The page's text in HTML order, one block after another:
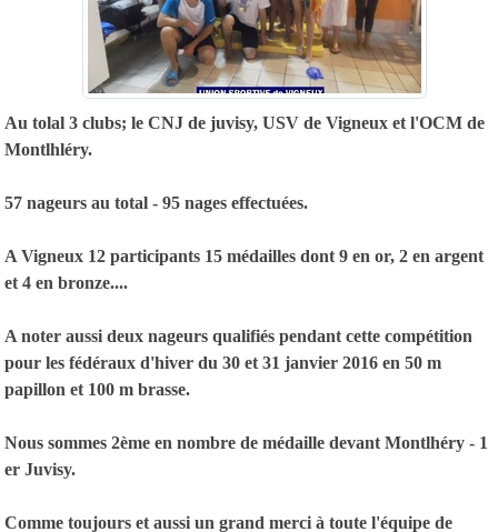
Au tolal 3 clubs; le CNJ de juvisy, USV de Vigneux et l'OCM de
Montlhléry.
57 nageurs au total - 95 nages effectuées.
A Vigneux 12 participants 15 médailles dont 9 en or, 2 en argent
et 4 en bronze....
A noter aussi deux nageurs qualifiés pendant cette compétition
pour les fédéraux d'hiver du 30 et 31 janvier 2016 en 50 m
papillon et 100 m brasse.
Nous sommes 2ème en nombre de médaille devant Montlhéry - 1
er Juvisy.
Comme toujours et aussi un grand merci à toute l'équipe de